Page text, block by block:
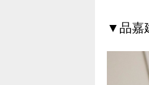
▼ 品嘉